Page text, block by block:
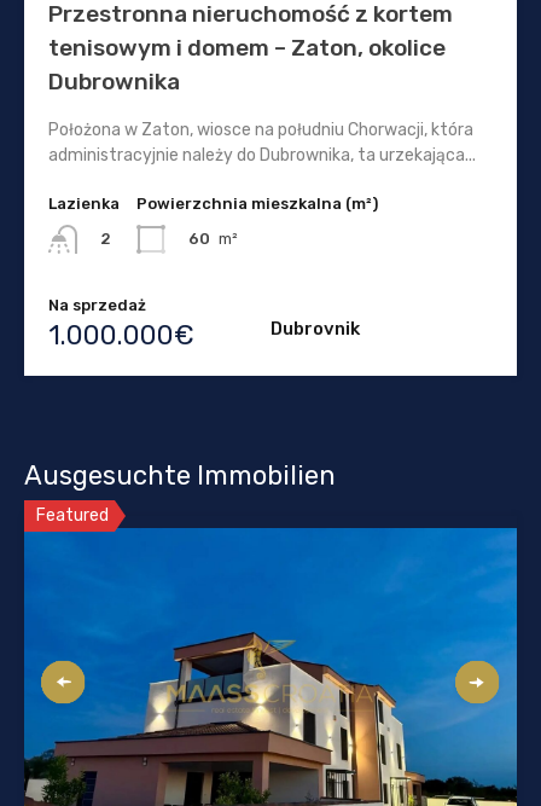
Przestronna nieruchomość z kortem
tenisowym i domem – Zaton, okolice
Dubrownika
Położona w Zaton, wiosce na południu Chorwacji, która
administracyjnie należy do Dubrownika, ta urzekająca...
Lazienka
2
Powierzchnia mieszkalna (m²)
60 m²
Na sprzedaż
1.000.000€ Dubrovnik
Ausgesuchte Immobilien
Featured